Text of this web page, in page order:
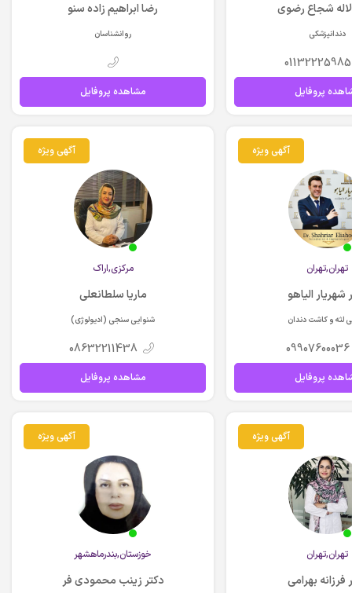
شجاع رضوی
دندانپزشکی
01132225985
پروفایل
رضا ابراهیم زاده سنو
روانشناسان
مشاهده پروفایل
آگهی ویژه
تهران,تهران
شهریار الیاهو
لثه و کاشت دندان
09907600036
پروفایل
آگهی ویژه
مركزي,اراک
ماریا سلطانعلی
شنوایی سنجی (ادیولوژی)
08632211438
مشاهده پروفایل
آگهی ویژه
تهران,تهران
فرزانه بهرامی
آگهی ویژه
خوزستان,بندرماهشهر
دکتر زینب محمودی فر